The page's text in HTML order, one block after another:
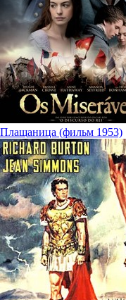
Плащаница (фильм 1953)